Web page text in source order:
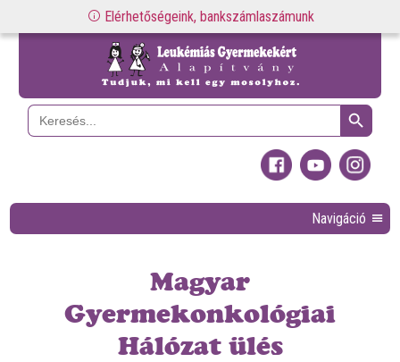
Elérhetőségeink, bankszámlaszámunk
Search
for:
Search Button
Navigáció
Magyar
Gyermekonkológiai
Hálózat ülés